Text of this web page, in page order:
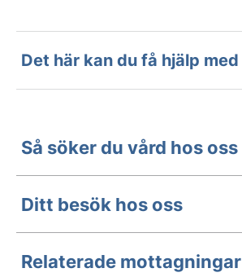
Det här kan du få hjälp med
Så söker du vård hos oss
Ditt besök hos oss
Relaterade mottagningar